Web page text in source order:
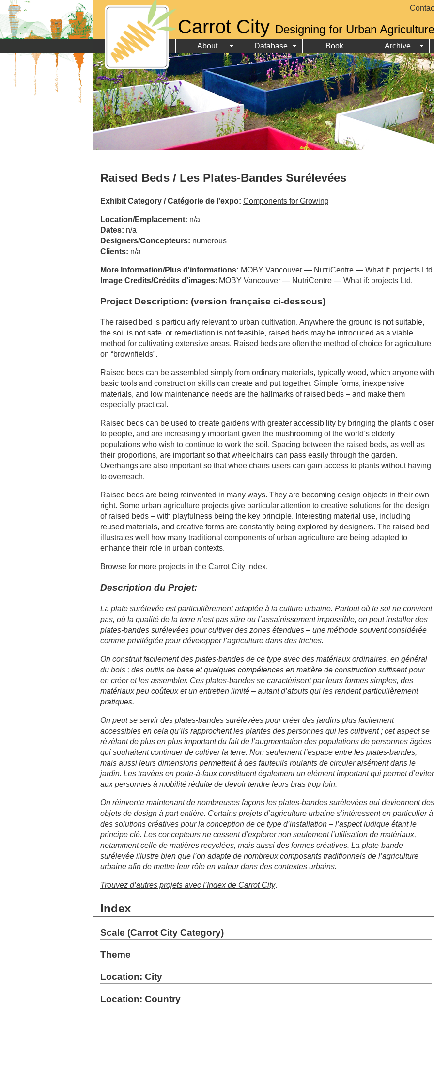
Carrot City Designing for Urban Agriculture
About Database Book Archive
Raised Beds / Les Plates-Bandes Surélevées
Exhibit Category / Catégorie de l'expo: Components for Growing
Location/Emplacement: n/a
Dates: n/a
Designers/Concepteurs: numerous
Clients: n/a
More Information/Plus d'informations: MOBY Vancouver — NutriCentre — What if: projects Ltd.
Image Credits/Crédits d'images: MOBY Vancouver — NutriCentre — What if: projects Ltd.
Project Description: (version française ci-dessous)
The raised bed is particularly relevant to urban cultivation. Anywhere the ground is not suitable,
the soil is not safe, or remediation is not feasible, raised beds may be introduced as a viable
method for cultivating extensive areas. Raised beds are often the method of choice for agriculture
on “brownfields”.
Raised beds can be assembled simply from ordinary materials, typically wood, which anyone with
basic tools and construction skills can create and put together. Simple forms, inexpensive
materials, and low maintenance needs are the hallmarks of raised beds – and make them
especially practical.
Raised beds can be used to create gardens with greater accessibility by bringing the plants closer
to people, and are increasingly important given the mushrooming of the world’s elderly
populations who wish to continue to work the soil. Spacing between the raised beds, as well as
their proportions, are important so that wheelchairs can pass easily through the garden.
Overhangs are also important so that wheelchairs users can gain access to plants without having
to overreach.
Raised beds are being reinvented in many ways. They are becoming design objects in their own
right. Some urban agriculture projects give particular attention to creative solutions for the design
of raised beds – with playfulness being the key principle. Interesting material use, including
reused materials, and creative forms are constantly being explored by designers. The raised bed
illustrates well how many traditional components of urban agriculture are being adapted to
enhance their role in urban contexts.
Browse for more projects in the Carrot City Index.
Description du Projet:
La plate surélevée est particulièrement adaptée à la culture urbaine. Partout où le sol ne convient
pas, où la qualité de la terre n’est pas sûre ou l’assainissement impossible, on peut installer des
plates-bandes surélevées pour cultiver des zones étendues – une méthode souvent considérée
comme privilégiée pour développer l’agriculture dans des friches.
On construit facilement des plates-bandes de ce type avec des matériaux ordinaires, en général
du bois ; des outils de base et quelques compétences en matière de construction suffisent pour
en créer et les assembler. Ces plates-bandes se caractérisent par leurs formes simples, des
matériaux peu coûteux et un entretien limité – autant d’atouts qui les rendent particulièrement
pratiques.
On peut se servir des plates-bandes surélevées pour créer des jardins plus facilement
accessibles en cela qu’ils rapprochent les plantes des personnes qui les cultivent ; cet aspect se
révélant de plus en plus important du fait de l’augmentation des populations de personnes âgées
qui souhaitent continuer de cultiver la terre. Non seulement l’espace entre les plates-bandes,
mais aussi leurs dimensions permettent à des fauteuils roulants de circuler aisément dans le
jardin. Les travées en porte-à-faux constituent également un élément important qui permet d’éviter
aux personnes à mobilité réduite de devoir tendre leurs bras trop loin.
On réinvente maintenant de nombreuses façons les plates-bandes surélevées qui deviennent des
objets de design à part entière. Certains projets d’agriculture urbaine s’intéressent en particulier à
des solutions créatives pour la conception de ce type d’installation – l’aspect ludique étant le
principe clé. Les concepteurs ne cessent d’explorer non seulement l’utilisation de matériaux,
notamment celle de matières recyclées, mais aussi des formes créatives. La plate-bande
surélevée illustre bien que l’on adapte de nombreux composants traditionnels de l’agriculture
urbaine afin de mettre leur rôle en valeur dans des contextes urbains.
Trouvez d’autres projets avec l’Index de Carrot City.
Index
Scale (Carrot City Category)
Theme
Location: City
Location: Country